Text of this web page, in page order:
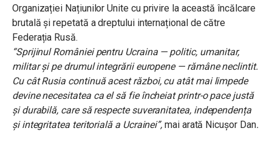
Organizației Națiunilor Unite cu privire la această încălcare
brutală și repetată a dreptului internațional de către
Federația Rusă.
“Sprijinul României pentru Ucraina — politic, umanitar,
militar și pe drumul integrării europene — rămâne neclintit.
Cu cât Rusia continuă acest război, cu atât mai limpede
devine necesitatea ca el să fie încheiat printr-o pace justă
și durabilă, care să respecte suveranitatea, independența
și integritatea teritorială a Ucrainei”,mai arată Nicușor Dan.